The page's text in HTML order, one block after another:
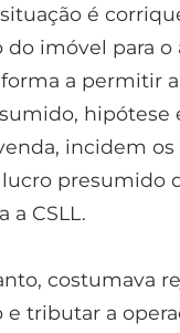
é
do imóvel para o
a permitir
hipótese
incidem
presumido
a CSLL.
costumava
tributar a